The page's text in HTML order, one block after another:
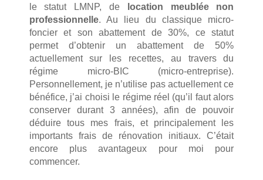
le statut LMNP, de
location meublée non
professionnelle. Au lieu du classique micro-
foncier et son abattement de 30%, ce statut
permet d’obtenir un abattement de 50%
actuellement sur les recettes, au travers du
régime micro-BIC (micro-entreprise).
Personnellement, je n’utilise pas actuellement ce
bénéfice, j’ai choisi le régime réel (qu’il faut alors
conserver durant 3 années), afin de pouvoir
déduire tous mes frais, et principalement les
importants frais de rénovation initiaux. C’était
encore plus avantageux pour moi pour
commencer.